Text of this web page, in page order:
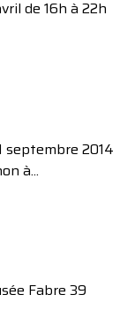
de 16h à 22h
septembre 2014
à...
Fabre 39